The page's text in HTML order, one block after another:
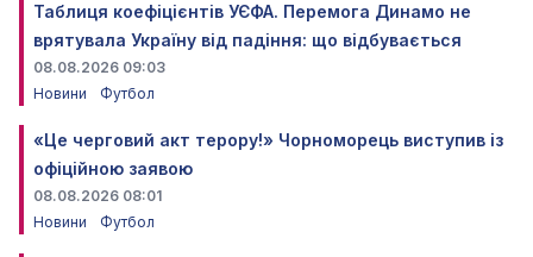
Таблиця коефіцієнтів УЄФА. Перемога Динамо не
врятувала Україну від падіння: що відбувається
08.08.2026 09:03
Новини
Футбол
«Це черговий акт терору!» Чорноморець виступив із
офіційною заявою
08.08.2026 08:01
Новини
Футбол